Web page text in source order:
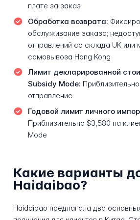
плате за заказ
Обработка возврата:
обслуживание заказа;
отправлений со склада UK или
самовывоза Hong Kong
Лимит декларированной
Subsidy Mode:
отправление
Годовой лимит личного
Приблизительно $3,580 на
Mode
Какие варианты
Haidaibao?
Haidaibao предлагала два